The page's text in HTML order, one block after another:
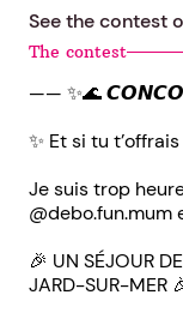
See the contest
The contest
—— ✨🌊
✨ Et si tu
Je suis trop
@debo.fun.mum
🎉 UN SÉJOUR
JARD-SUR-MER